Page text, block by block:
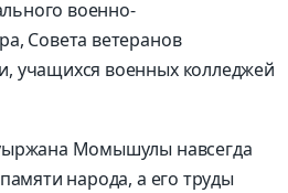
военно-
Совета ветеранов
учащихся военных колледжей
Момышулы навсегда
народа, а его труды